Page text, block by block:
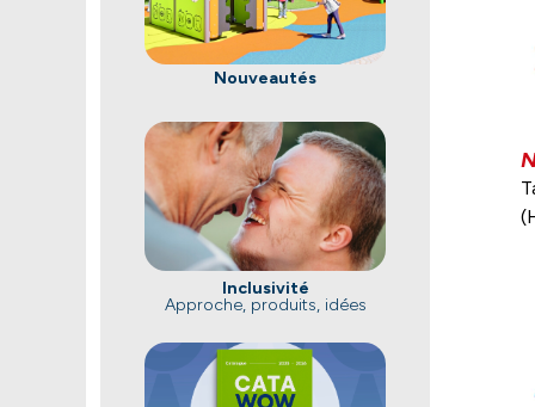
Nouveautés
Inclusivité
Approche, produits, idées